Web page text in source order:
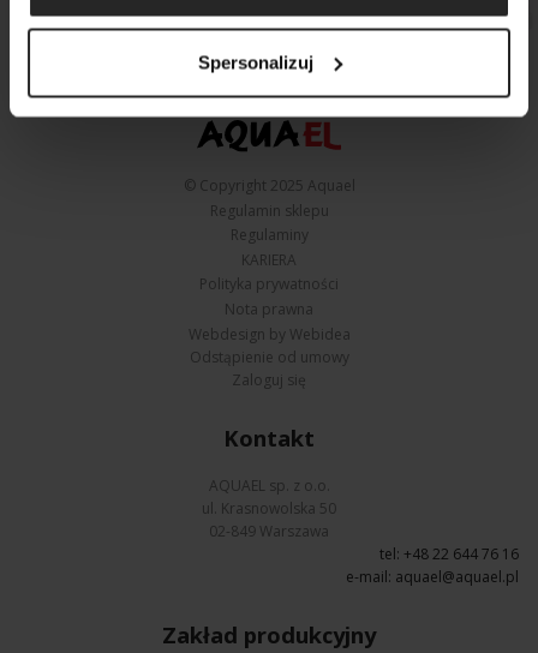
Spersonalizuj
© Copyright 2025 Aquael
Regulamin sklepu
Regulaminy
KARIERA
Polityka prywatności
Nota prawna
Webdesign by Webidea
Odstąpienie od umowy
Zaloguj się
Kontakt
AQUAEL sp. z o.o.
ul. Krasnowolska 50
02-849 Warszawa
tel: +48 22 644 76 16
e-mail: aquael@aquael.pl
Zakład produkcyjny